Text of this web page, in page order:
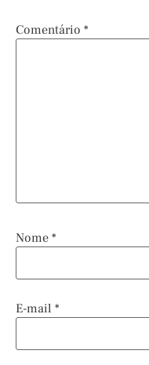
Comentário *
Nome *
E-mail *